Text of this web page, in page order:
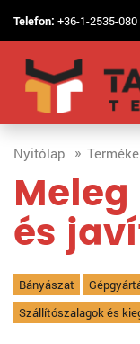
Telefon: +36-1-2535-080
Nyitólap
és
Bányászat
Szállítószalagok és